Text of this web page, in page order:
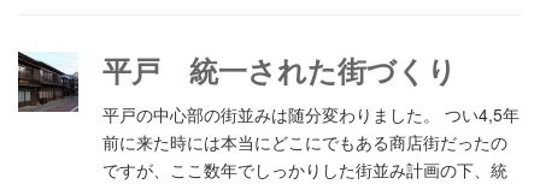
平戸 統一された街づくり
平戸の中心部の街並みは随分変わりました。 つい4,5年
前に来た時には本当にどこにでもある商店街だったの
ですが、ここ数年でしっかりした街並み計画の下、統